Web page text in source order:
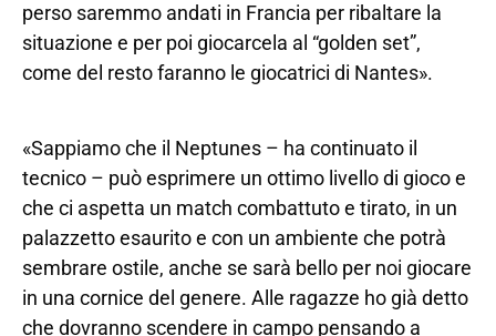
perso saremmo andati in Francia per ribaltare la
situazione e per poi giocarcela al “golden set”,
come del resto faranno le giocatrici di Nantes».
«Sappiamo che il Neptunes – ha continuato il
tecnico – può esprimere un ottimo livello di gioco e
che ci aspetta un match combattuto e tirato, in un
palazzetto esaurito e con un ambiente che potrà
sembrare ostile, anche se sarà bello per noi giocare
in una cornice del genere. Alle ragazze ho già detto
che dovranno scendere in campo pensando a